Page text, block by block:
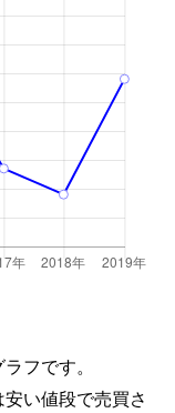
フです。
い値段で売買さ